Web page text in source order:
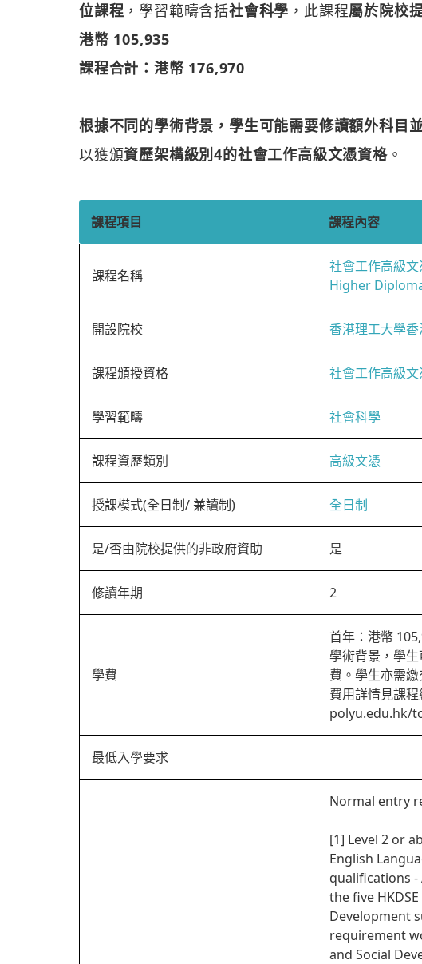
位課程 ，學習範疇含括社會科學 ，此課程屬於院校
港幣 105,935
課程合計：港幣 176,970
根據不同的學術背景，學生可能需要修讀額外科目
以獲頒資歷架構級別4的社會工作高級文憑資格。
課程項目 課程內容
課程名稱
社會工作高級文
Higher
開設院校 香港理工大學
課程頒授資格 社會工作高級文
學習範疇 社會科學
課程資歷類別 高級文憑
授課模式(全日制/ 兼讀制) 全日制
是/否由院校提供的非政府資助 是
修讀年期 2
學費
首年：港幣
學術背景，學
費。學生亦需
費用詳情見課
polyu.edu.hk/
最低入學要求
Normal entry
[1] Level 2 or
English
qualifications -
the five
Development
requirement
and Social